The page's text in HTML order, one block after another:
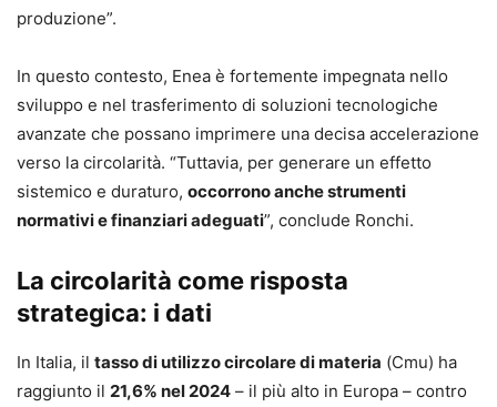
produzione”.
In questo contesto, Enea è fortemente impegnata nello
sviluppo e nel trasferimento di soluzioni tecnologiche
avanzate che possano imprimere una decisa accelerazione
verso la circolarità. “Tuttavia, per generare un effetto
sistemico e duraturo, occorrono anche strumenti
normativi e finanziari adeguati”, conclude Ronchi.
La circolarità come risposta
strategica: i dati
In Italia, il tasso di utilizzo circolare di materia (Cmu) ha
raggiunto il 21,6% nel 2024 – il più alto in Europa – contro